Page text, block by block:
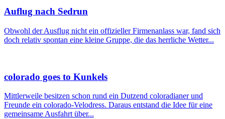
Auflug nach Sedrun
Obwohl der Ausflug nicht ein offizieller Firmenanlass war, fand sich
doch relativ spontan eine kleine Gruppe, die das herrliche Wetter...
colorado goes to Kunkels
Mittlerweile besitzen schon rund ein Dutzend coloradianer und
Freunde ein colorado-Velodress. Daraus entstand die Idee für eine
gemeinsame Ausfahrt über...